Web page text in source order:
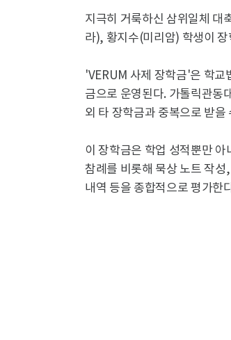
지극히 거룩하신 삼위일체 대
라), 황지수(미리암) 학생이
'VERUM 사제 장학금'은 학교
금으로 운영된다. 가톨릭관동
외 타 장학금과 중복으로 받
이 장학금은 학업 성적뿐만
참례를 비롯해 묵상 노트 작
내역 등을 종합적으로 평가한